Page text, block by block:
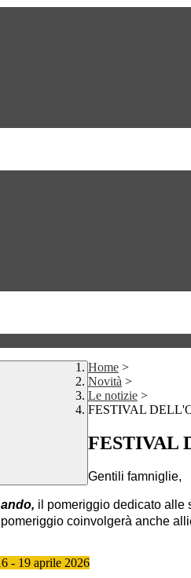
Home >
Novità >
Le notizie >
FESTIVAL
FESTIVAL
Gentili famniglie,
il pomeriggio dedicato alle
coinvolgerà anche
- 19 aprile 2026